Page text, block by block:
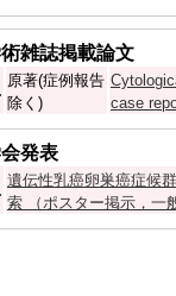
雑誌掲載論文
原著(症例報告
除く)
case
発表
遺伝性乳癌卵巣癌症候
索 （ポスター掲示，一